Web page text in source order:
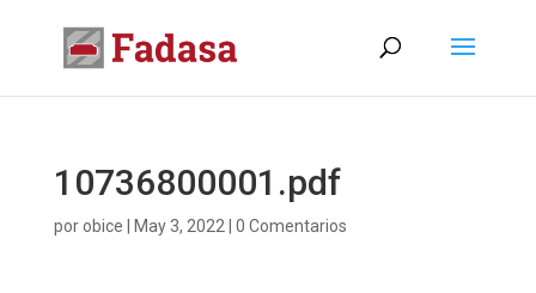
10736800001.pdf
porobice May 3, 2022 0 Comentarios